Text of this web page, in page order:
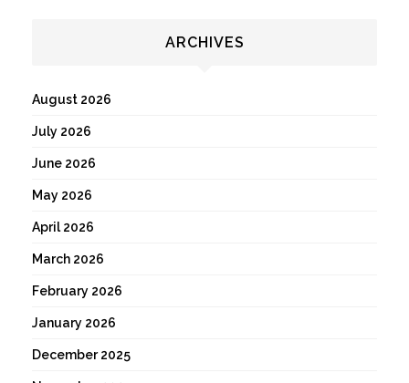
ARCHIVES
August 2026
July 2026
June 2026
May 2026
April 2026
March 2026
February 2026
January 2026
December 2025